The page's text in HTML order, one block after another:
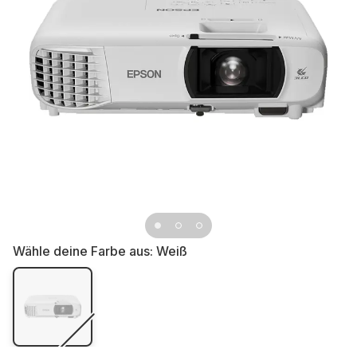
Wähle deine Farbe aus: Weiß